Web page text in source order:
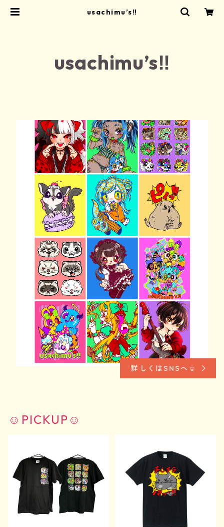
usachimu’s‼
usachimu’s‼
詳しくはSNSへ☺︎
☺︎PICKUP☺︎